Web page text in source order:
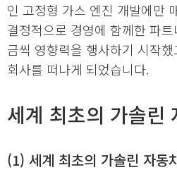
인 고정형 가스 엔진 개발에만
결정적으로 경영에 함께한 파
금씩 영향력을 행사하기 시작
회사를 떠나게 되었습니다.
세계 최초의 가솔린
(1) 세계 최초의 가솔린 자동